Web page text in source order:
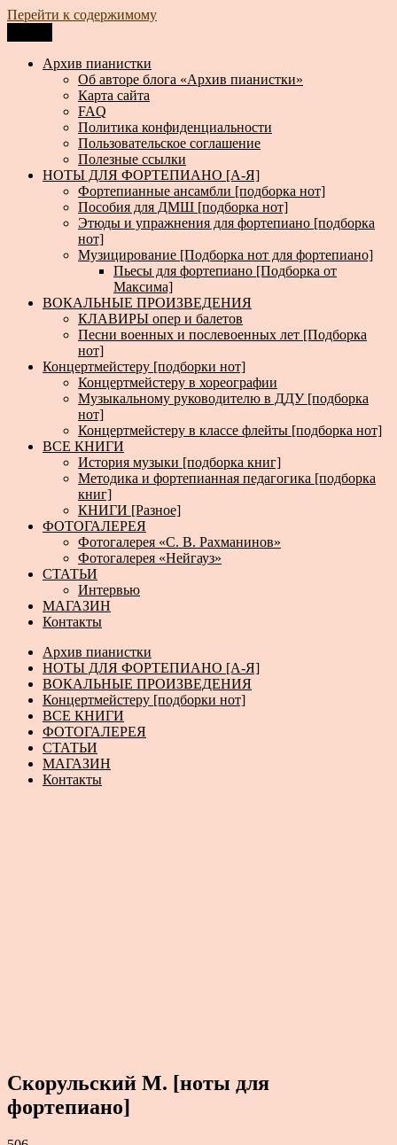
Перейти к содержимому
Архив пианистки
Всё для пианистов: ноты, книги, музыка, статьи…
Архив пианистки
Об авторе блога «Архив пианистки»
Карта сайта
FAQ
Политика конфиденциальности
Пользовательское соглашение
Полезные ссылки
НОТЫ ДЛЯ ФОРТЕПИАНО [А-Я]
Фортепианные ансамбли [подборка нот]
Пособия для ДМШ [подборка нот]
Этюды и упражнения для фортепиано [подборка
нот]
Музицирование [Подборка нот для фортепиано]
Пьесы для фортепиано [Подборка от
Максима]
ВОКАЛЬНЫЕ ПРОИЗВЕДЕНИЯ
КЛАВИРЫ опер и балетов
Песни военных и послевоенных лет [Подборка
нот]
Концертмейстеру [подборки нот]
Концертмейстеру в хореографии
Музыкальному руководителю в ДДУ [подборка
нот]
Концертмейстеру в классе флейты [подборка нот]
ВСЕ КНИГИ
История музыки [подборка книг]
Методика и фортепианная педагогика [подборка
книг]
КНИГИ [Разное]
ФОТОГАЛЕРЕЯ
Фотогалерея «С. В. Рахманинов»
Фотогалерея «Нейгауз»
СТАТЬИ
Интервью
МАГАЗИН
Контакты
Архив пианистки
НОТЫ ДЛЯ ФОРТЕПИАНО [А-Я]
ВОКАЛЬНЫЕ ПРОИЗВЕДЕНИЯ
Концертмейстеру [подборки нот]
ВСЕ КНИГИ
ФОТОГАЛЕРЕЯ
СТАТЬИ
МАГАЗИН
Контакты
Скорульский М. [ноты для
фортепиано]